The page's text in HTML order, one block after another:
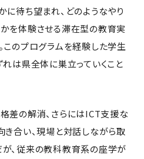
に待ち望まれ、どのようなやり
を体験させる滞在型の教育実
このプログラムを経験した学生
れは県全体に巣立っていくこと
差の解消、さらにはICT支援な
き合い、現場と対話しながら取
、従来の教科教育系の座学が